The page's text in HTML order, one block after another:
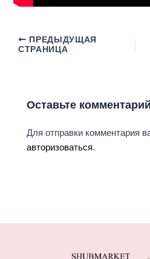
ПРЕДЫДУЩАЯ
СТРАНИЦА
Оставьте комментарий
Для отправки комментария
авторизоваться.